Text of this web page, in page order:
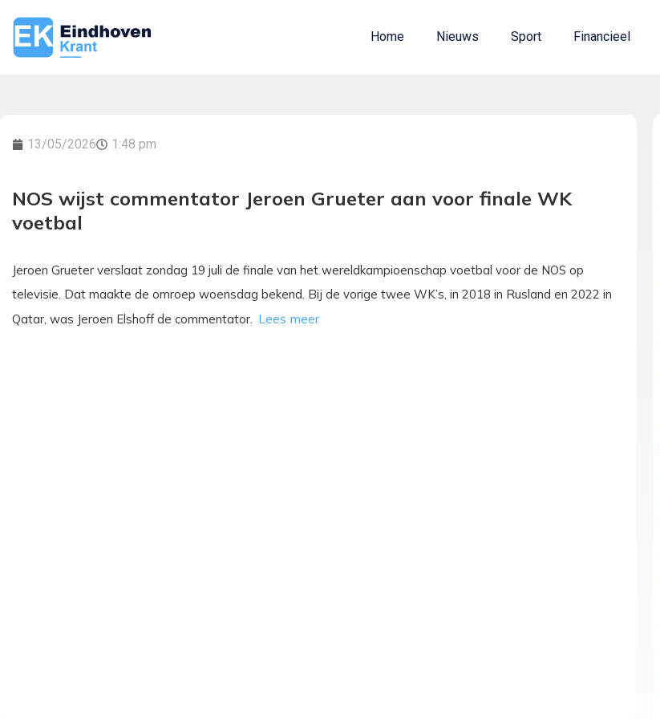
Home Nieuws Sport Financieel
13/05/2026 1:48 pm
NOS wijst commentator Jeroen Grueter aan voor finale WK
voetbal
Jeroen Grueter verslaat zondag 19 juli de finale van het wereldkampioenschap voetbal voor de NOS op
televisie. Dat maakte de omroep woensdag bekend. Bij de vorige twee WK’s, in 2018 in Rusland en 2022 in
Qatar, was Jeroen Elshoff de commentator.